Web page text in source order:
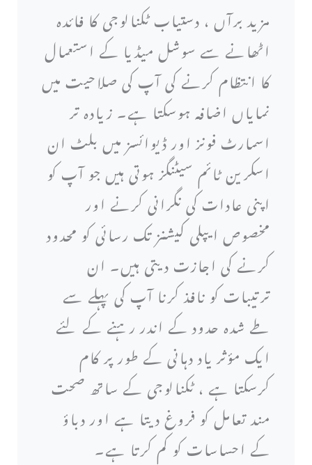
مزید برآں ، دستیاب ٹکنالوجی کا فائدہ
اٹھانے سے سوشل میڈیا کے استعمال
کا انتظام کرنے کی آپ کی صلاحیت میں
نمایاں اضافہ ہوسکتا ہے۔ زیادہ تر
اسمارٹ فونز اور ڈیوائسز میں بلٹ ان
اسکرین ٹائم سیٹنگز ہوتی ہیں جو آپ کو
اپنی عادات کی نگرانی کرنے اور
مخصوص ایپلی کیشنز تک رسائی کو محدود
کرنے کی اجازت دیتی ہیں۔ ان
ترتیبات کو نافذ کرنا آپ کی پہلے سے
طے شدہ حدود کے اندر رہنے کے لئے
ایک مؤثر یاد دہانی کے طور پر کام
کرسکتا ہے ، ٹکنالوجی کے ساتھ صحت
مند تعامل کو فروغ دیتا ہے اور دباؤ
کے احساسات کو کم کرتا ہے۔